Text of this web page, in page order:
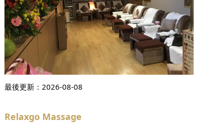
最後更新： 2026-08-08
Relaxgo Massage